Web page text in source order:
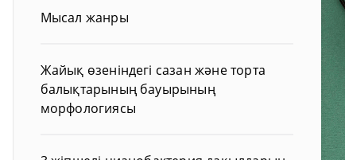
Мысал жанры
Жайық өзеніндегі сазан және торта
балықтарының бауырының
морфологиясы